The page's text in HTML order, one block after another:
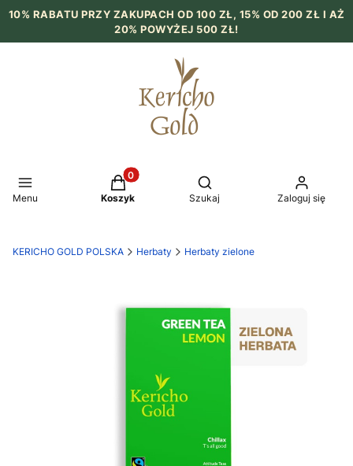
10% RABATU PRZY ZAKUPACH OD 100 ZŁ, 15% OD 200 ZŁ I AŻ
20% POWYŻEJ 500 ZŁ!
Menu
Produkty w koszyku: 0. Zobacz szczegóły
Koszyk
Otwórz wyszukiwarkę
Szukaj Zaloguj się
KERICHO GOLD POLSKA Herbaty Herbaty zielone